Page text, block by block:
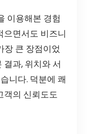
이용해본 경험
으면서도 비즈니
장 큰 장점이었
과, 위치와 서
니다. 덕분에 쾌
객의 신뢰도도